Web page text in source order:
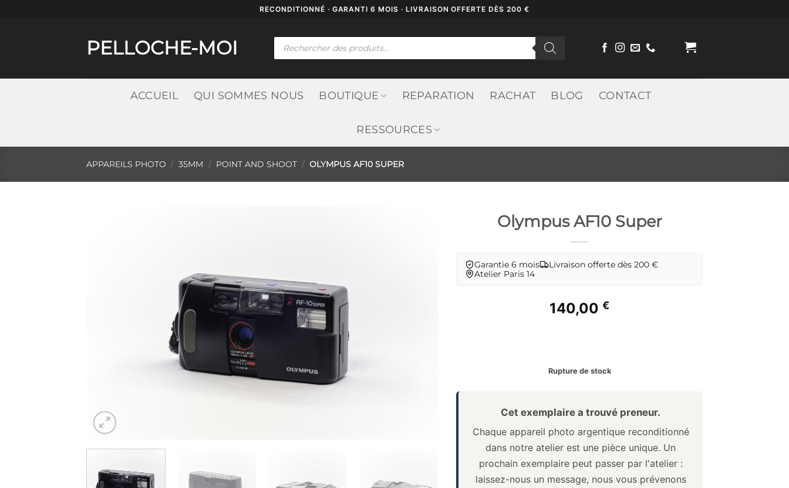
RECONDITIONNÉ · GARANTI 6 MOIS · LIVRAISON OFFERTE DÈS 200 €
PELLOCHE-MOI
Recherche
ACCUEIL QUI SOMMES NOUS BOUTIQUE REPARATION RACHAT BLOG CONTACT
RESSOURCES
APPAREILS PHOTO / 35MM / POINT AND SHOOT / OLYMPUS AF10 SUPER
Olympus AF10 Super
Garantie 6 mois
Livraison offerte dès 200 €
Atelier Paris 14
140,00 €
Rupture de stock
Cet exemplaire a trouvé preneur.
Chaque appareil photo argentique reconditionné
dans notre atelier est une pièce unique. Un
prochain exemplaire peut passer par l'atelier :
laissez-nous un message, nous vous prévenons